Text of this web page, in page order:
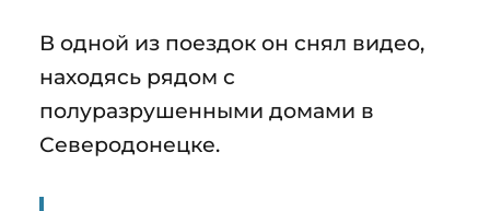
В одной из поездок он снял видео,
находясь рядом с
полуразрушенными домами в
Северодонецке.